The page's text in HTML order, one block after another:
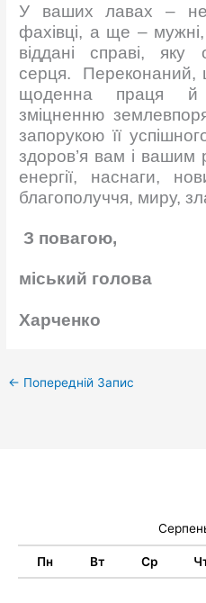
У ваших лавах – не
фахівці, а ще –
віддані справі,
серця. Переконаний,
щоденна праця й
зміцненню
запорукою її
здоров’я вам і вашим
енергії, наснаги,
благополуччя, миру,
З повагою,
Харченко
← Попередній Запис
Пн Вт Ср